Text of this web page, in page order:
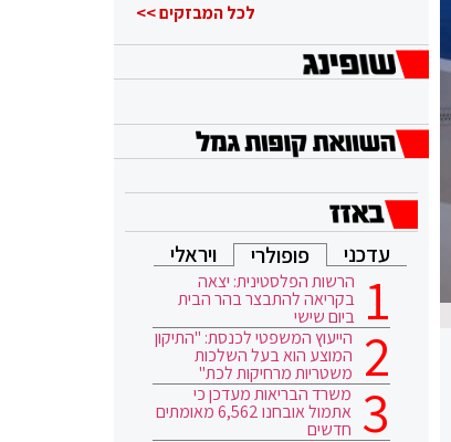
לכל המבזקים >>
עדכני פופולרי ויראלי
הרשות הפלסטינית: יצאה
בקריאה להתבצר בהר הבית
ביום שישי
הייעוץ המשפטי לכנסת: "התיקון
המוצע הוא בעל השלכות
משטריות מרחיקות לכת"
משרד הבריאות מעדכן כי
אתמול אובחנו 6,562 מאומתים
חדשים